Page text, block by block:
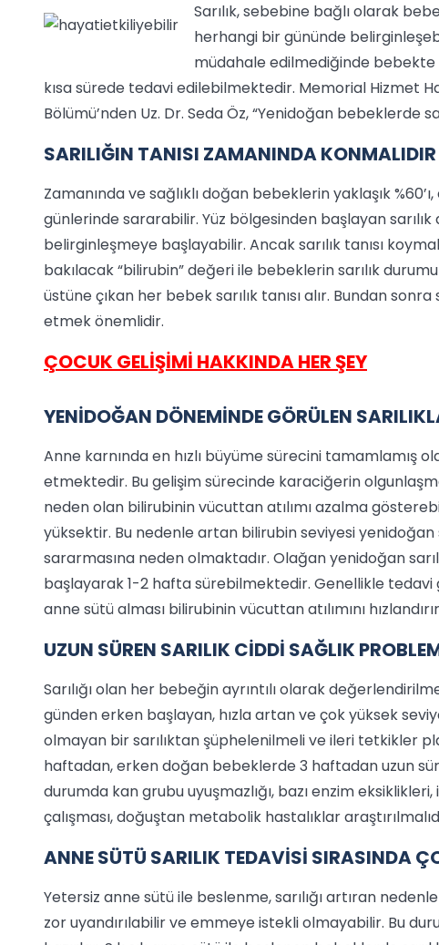
Sarılık, sebebine bağlı olarak
herhangi bir gününde
müdahale edilmediğinde bebekte
kısa sürede tedavi edilebilmektedir. Memorial Hizmet
Bölümü’nden Uz. Dr. Seda Öz, “Yenidoğan bebeklerde
SARILIĞIN TANISI ZAMANINDA KONMALIDIR
Zamanında ve sağlıklı doğan bebeklerin yaklaşık
günlerinde sararabilir. Yüz bölgesinden başlayan
belirginleşmeye başlayabilir. Ancak sarılık tanısı
bakılacak “bilirubin” değeri ile bebeklerin sarılık
üstüne çıkan her bebek sarılık tanısı alır. Bundan
etmek önemlidir.
ÇOCUK GELİŞİMİ HAKKINDA HER ŞEY
YENİDOĞAN DÖNEMİNDE GÖRÜLEN
Anne karnında en hızlı büyüme sürecini
etmektedir. Bu gelişim sürecinde karaciğerin
neden olan bilirubinin vücuttan atılımı azalma
yüksektir. Bu nedenle artan bilirubin seviyesi yenidoğan
sararmasına neden olmaktadır. Olağan yenidoğan
başlayarak 1-2 hafta sürebilmektedir. Genellikle
anne sütü alması bilirubinin vücuttan atılımını
UZUN SÜREN SARILIK CİDDİ SAĞLIK
Sarılığı olan her bebeğin ayrıntılı olarak
günden erken başlayan, hızla artan ve çok yüksek
olmayan bir sarılıktan şüphelenilmeli ve ileri tetkikler
haftadan, erken doğan bebeklerde 3 haftadan uzun
durumda kan grubu uyuşmazlığı, bazı enzim
çalışması, doğuştan metabolik hastalıklar
ANNE SÜTÜ SARILIK TEDAVİSİ SIRASINDA
Yetersiz anne sütü ile beslenme, sarılığı artıran
zor uyandırılabilir ve emmeye istekli olmayabilir. Bu